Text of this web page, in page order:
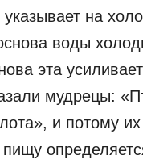
на
воды
эта
мудрецы:
и потому их
пищу